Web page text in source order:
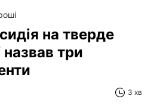
на тверде
три
3 хв